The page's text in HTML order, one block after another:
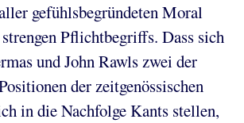
gefühlsbegründeten Moral
Pflichtbegriffs. Dass sich
und John Rawls zwei der
der zeitgenössischen
in die Nachfolge Kants stellen,